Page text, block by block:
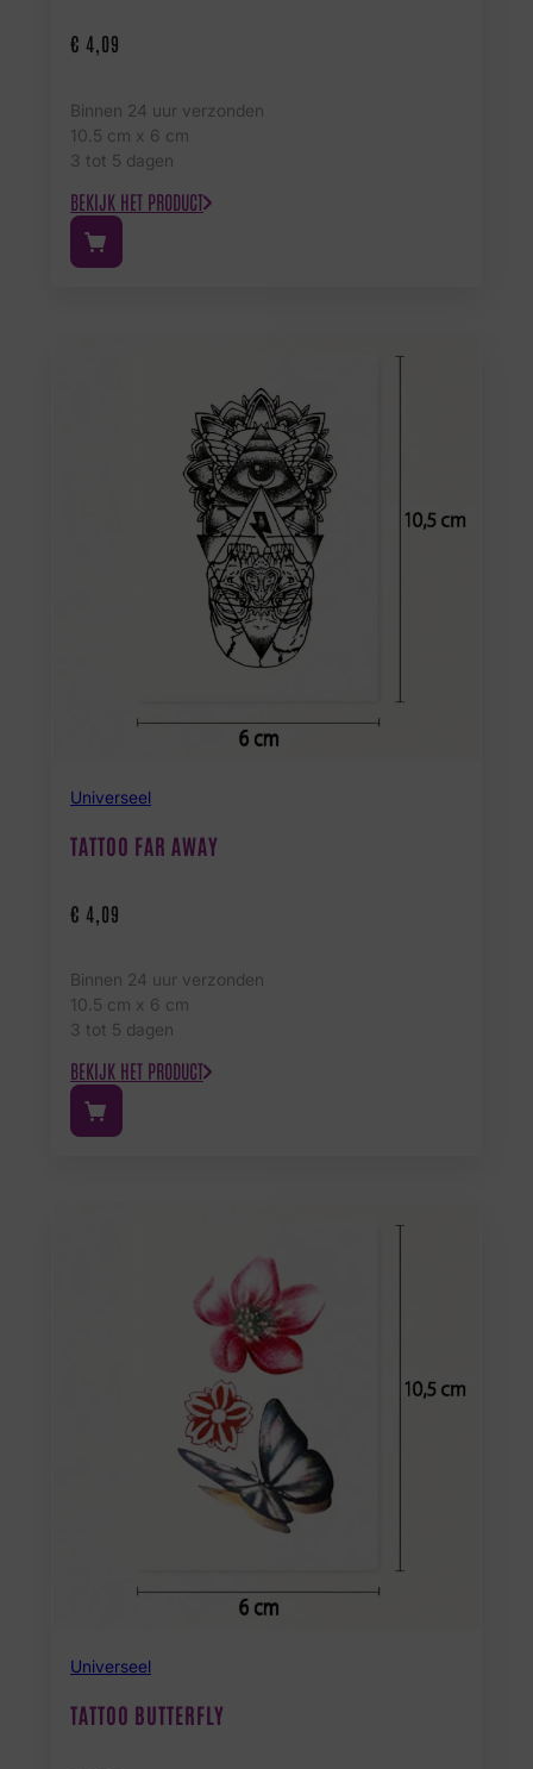
€ 4,09
Binnen 24 uur verzonden
10.5 cm x 6 cm
3 tot 5 dagen
BEKIJK HET PRODUCT
Universeel
TATTOO FAR AWAY
€ 4,09
Binnen 24 uur verzonden
10.5 cm x 6 cm
3 tot 5 dagen
BEKIJK HET PRODUCT
Universeel
TATTOO BUTTERFLY